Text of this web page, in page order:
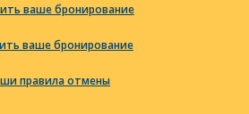
ваше бронирование
ваше бронирование
правила отмены